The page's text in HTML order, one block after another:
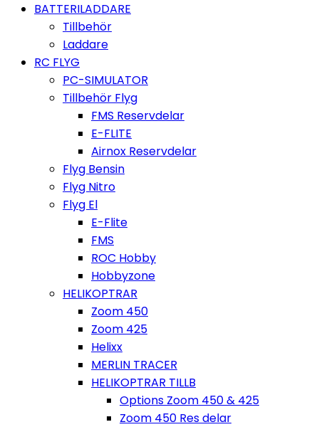
BATTERILADDARE
Tillbehör
Laddare
RC FLYG
PC-SIMULATOR
Tillbehör Flyg
FMS Reservdelar
E-FLITE
Airnox Reservdelar
Flyg Bensin
Flyg Nitro
Flyg El
E-Flite
FMS
ROC Hobby
Hobbyzone
HELIKOPTRAR
Zoom 450
Zoom 425
Helixx
MERLIN TRACER
HELIKOPTRAR TILLB
Options Zoom 450 & 425
Zoom 450 Res delar